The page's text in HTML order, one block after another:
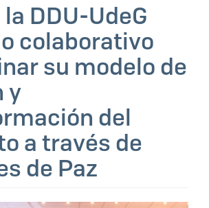
DDU-UdeG
colaborativo
su modelo de
y
del
a través de
de Paz